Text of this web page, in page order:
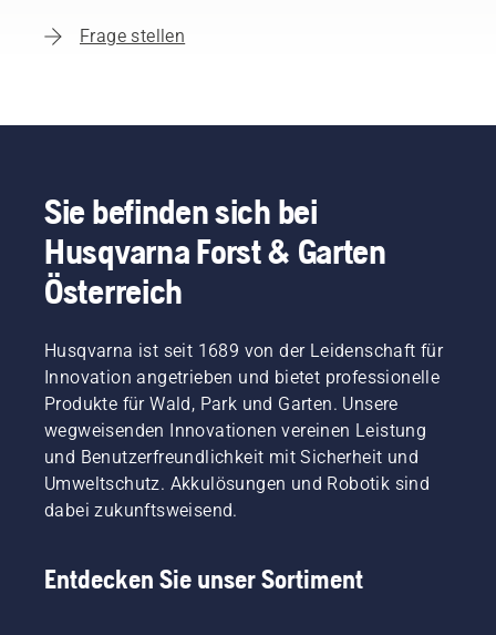
Frage stellen
Sie befinden sich bei
Husqvarna Forst & Garten
Österreich
Husqvarna ist seit 1689 von der Leidenschaft für
Innovation angetrieben und bietet professionelle
Produkte für Wald, Park und Garten. Unsere
wegweisenden Innovationen vereinen Leistung
und Benutzerfreundlichkeit mit Sicherheit und
Umweltschutz. Akkulösungen und Robotik sind
dabei zukunftsweisend.
Entdecken Sie unser Sortiment